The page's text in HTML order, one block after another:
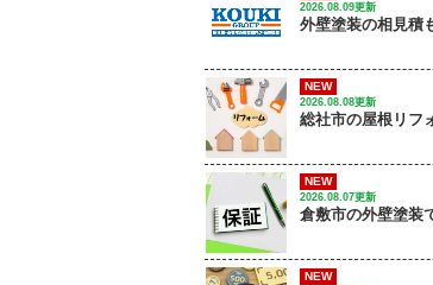
2026.08.09更新
NEW
2026.08.08更新
NEW
2026.08.07更新
NEW